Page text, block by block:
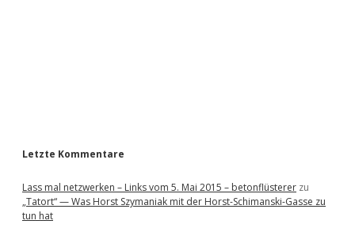
Letzte Kommentare
Lass mal netzwerken – Links vom 5. Mai 2015 – betonflüsterer zu
„Tatort“ — Was Horst Szymaniak mit der Horst-Schimanski-Gasse zu
tun hat